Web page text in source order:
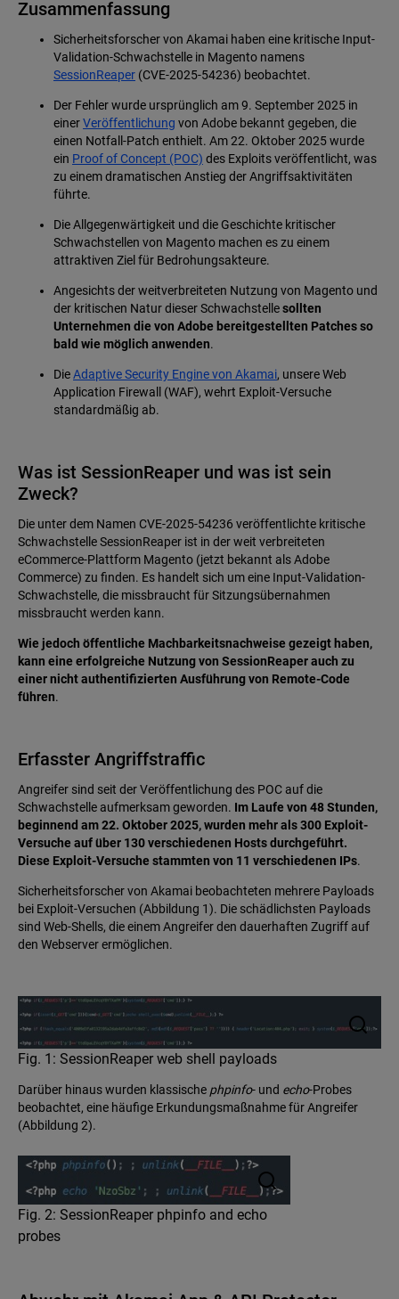
Zusammenfassung
Sicherheitsforscher von Akamai haben eine kritische Input-
Validation-Schwachstelle in Magento namens
SessionReaper (CVE-2025-54236) beobachtet.
Der Fehler wurde ursprünglich am 9. September 2025 in
einerVeröffentlichung von Adobe bekannt gegeben, die
einen Notfall-Patch enthielt. Am 22. Oktober 2025 wurde
ein Proof of Concept (POC) des Exploits veröffentlicht, was
zu einem dramatischen Anstieg der Angriffsaktivitäten
führte.
Die Allgegenwärtigkeit und die Geschichte kritischer
Schwachstellen von Magento machen es zu einem
attraktiven Ziel für Bedrohungsakteure.
Angesichts der weitverbreiteten Nutzung von Magento und
der kritischen Natur dieser Schwachstellesollten
Unternehmen die von Adobe bereitgestellten Patches so
bald wie möglich anwenden.
DieAdaptive Security Engine von Akamai, unsere Web
Application Firewall (WAF), wehrt Exploit-Versuche
standardmäßig ab.
Was ist SessionReaper und was ist sein
Zweck?
Die unter dem Namen CVE-2025-54236 veröffentlichte kritische
Schwachstelle SessionReaper ist in der weit verbreiteten
eCommerce-Plattform Magento (jetzt bekannt als Adobe
Commerce) zu finden. Es handelt sich um eine Input-Validation-
Schwachstelle, die missbraucht für Sitzungsübernahmen
missbraucht werden kann.
Wie jedoch öffentliche Machbarkeitsnachweise gezeigt haben,
kann eine erfolgreiche Nutzung von SessionReaper auch zu
einer nicht authentifizierten Ausführung von Remote-Code
führen.
Erfasster Angriffstraffic
Angreifer sind seit der Veröffentlichung des POC auf die
Schwachstelle aufmerksam geworden. Im Laufe von 48 Stunden,
beginnend am 22. Oktober 2025, wurden mehr als 300 Exploit-
Versuche auf über 130 verschiedenen Hosts durchgeführt.
Diese Exploit-Versuche stammten von 11 verschiedenen IPs.
Sicherheitsforscher von Akamai beobachteten mehrere Payloads
bei Exploit-Versuchen (Abbildung 1). Die schädlichsten Payloads
sind Web-Shells, die einem Angreifer den dauerhaften Zugriff auf
den Webserver ermöglichen.
Fig. 1: SessionReaper web shell payloads
Darüber hinaus wurden klassische phpinfo- und echo-Probes
beobachtet, eine häufige Erkundungsmaßnahme für Angreifer
(Abbildung 2).
Fig. 2: SessionReaper phpinfo and echo
probes